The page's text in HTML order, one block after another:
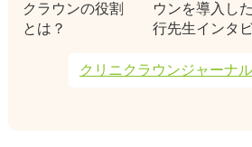
クラウンの役割
とは？
ウンを導入し
行先生インタ
クリニクラウンジャーナ